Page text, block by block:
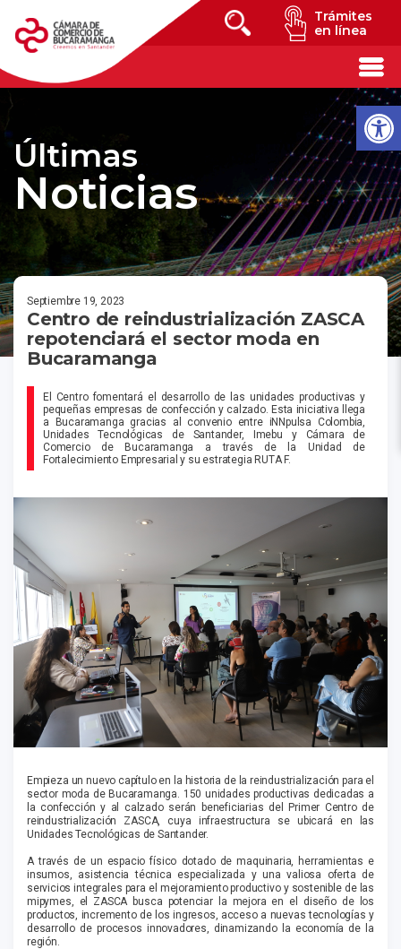
Trámites
en línea
Últimas
Noticias
Septiembre 19, 2023
Centro de reindustrialización ZASCA
repotenciará el sector moda en
Bucaramanga
El Centro fomentará el desarrollo de las unidades productivas y
pequeñas empresas de confección y calzado. Esta iniciativa llega
a Bucaramanga gracias al convenio entre iNNpulsa Colombia,
Unidades Tecnológicas de Santander, Imebu y Cámara de
Comercio de Bucaramanga a través de la Unidad de
Fortalecimiento Empresarial y su estrategia RUTA F.
Empieza un nuevo capítulo en la historia de la reindustrialización para el
sector moda de Bucaramanga. 150 unidades productivas dedicadas a
la confección y al calzado serán beneficiarias del Primer Centro de
reindustrialización ZASCA, cuya infraestructura se ubicará en las
Unidades Tecnológicas de Santander.
A través de un espacio físico dotado de maquinaria, herramientas e
insumos, asistencia técnica especializada y una valiosa oferta de
servicios integrales para el mejoramiento productivo y sostenible de las
mipymes, el ZASCA busca potenciar la mejora en el diseño de los
productos, incremento de los ingresos, acceso a nuevas tecnologías y
desarrollo de procesos innovadores, dinamizando la economía de la
región.